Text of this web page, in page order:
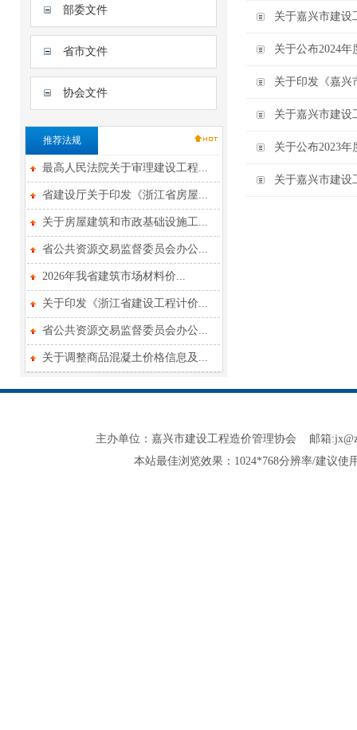
部委文件
省市文件
协会文件
推荐法规
最高人民法院关于审理建设工程...
省建设厅关于印发《浙江省房屋...
关于房屋建筑和市政基础设施工...
省公共资源交易监督委员会办公...
2026年我省建筑市场材料价...
关于印发《浙江省建设工程计价...
省公共资源交易监督委员会办公...
关于调整商品混凝土价格信息及...
关于嘉兴市建设
关于公布2024
关于印发《嘉兴
关于嘉兴市建设
关于公布2023
关于嘉兴市建设
主办单位：嘉兴市建设工程造价管理协会 邮箱
本站最佳浏览效果：1024*768分辨率/建议